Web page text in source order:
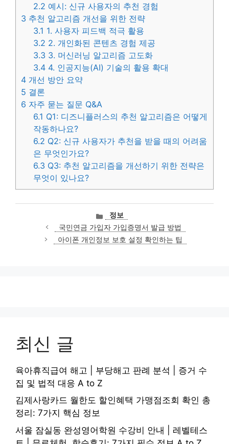
2.2 예시: 신규 사용자의 추천 경험
3 추천 알고리즘 개선을 위한 전략
3.1 1. 사용자 피드백 적극 활용
3.2 2. 개인화된 콘텐츠 경험 제공
3.3 3. 머신러닝 알고리즘 고도화
3.4 4. 인공지능(AI) 기술의 활용 확대
4 개선 방안 요약
5 결론
6 자주 묻는 질문 Q&A
6.1 Q1: 디즈니플러스의 추천 알고리즘은 어떻게
작동하나요?
6.2 Q2: 신규 사용자가 추천을 받을 때의 어려움
은 무엇인가요?
6.3 Q3: 추천 알고리즘을 개선하기 위한 전략은
무엇이 있나요?
카
테
고
리
정보
국민연금 가입자 가입증명서 발급 방법
아이폰 개인정보 보호 설정 확인하는 팁
최신 글
육아휴직급여 해고 | 부당해고 판례 분석 | 증거 수
집 및 법적 대응 A to Z
김제사랑카드 월한도 할인혜택 가맹점조회 확인 총
정리: 7가지 핵심 정보
서울 잠실동 완성영어학원 수강비 안내 | 레벨테스